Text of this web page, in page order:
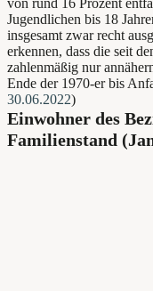
von rund 16 Prozent
Jugendlichen bis 18
insgesamt zwar recht
erkennen, dass die seit
zahlenmäßig nur
Ende der 1970-er bis
30.06.2022)
Einwohner des
Familienstand